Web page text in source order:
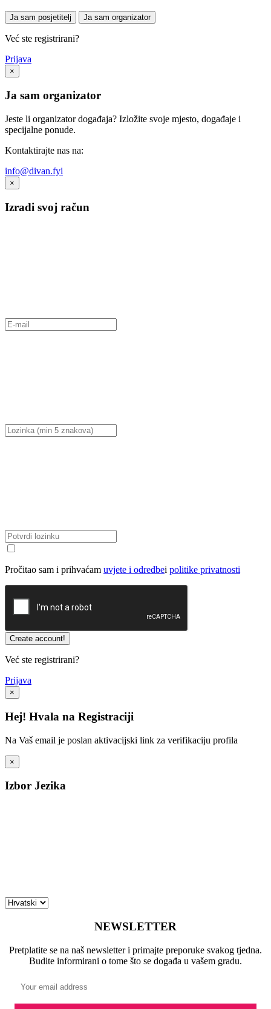
Ja sam posjetitelj Ja sam organizator
Već ste registrirani?
Prijava
×
Ja sam organizator
Jeste li organizator događaja? Izložite svoje mjesto, događaje i
specijalne ponude.
Kontaktirajte nas na:
info@divan.fyi
×
Izradi svoj račun
Pročitao sam i prihvaćam uvjete i odredbei politike privatnosti
Već ste registrirani?
Prijava
×
Hej! Hvala na Registraciji
Na Vaš email je poslan aktivacijski link za verifikaciju profila
×
Izbor Jezika
NEWSLETTER
Pretplatite se na naš newsletter i primajte preporuke svakog tjedna.
Budite informirani o tome što se događa u vašem gradu.